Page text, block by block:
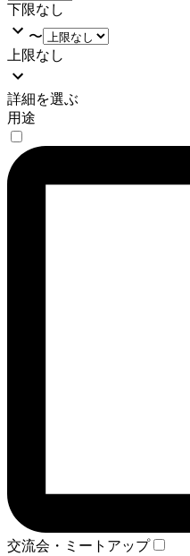
下限なし
〜
上限なし
詳細を選ぶ
用途
交流会・ミートアップ